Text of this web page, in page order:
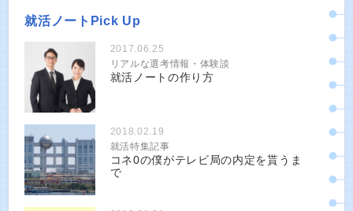
就活ノートPick Up
2017.06.25
リアルな選考情報・体験談
就活ノートの作り方
2018.02.19
就活特集記事
コネ0の僕がテレビ局の内定を貰うま
で